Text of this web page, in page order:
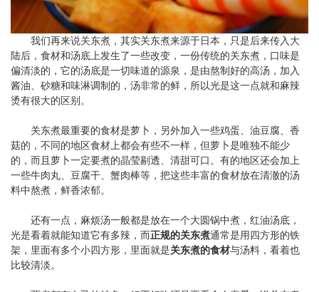
我们再来说关东煮，其实关东煮来源于日本，只是后来传入大
陆后，食材和汤底上发生了一些改变，一份传统的关东煮，口味是
偏清淡的，它的汤底是一切味道的源泉，是由熬制好的高汤，加入
酱油、砂糖和味淋调制的，汤非常的鲜，所以光是这一点就和麻辣
烫有很大的区别。
关东煮最重要的食材是萝卜，另外加入一些鸡蛋、油豆腐、香
菇的，不同的地区食材上都会有些不一样，但萝卜是唯独不能少
的，而且萝卜一定要煮的晶莹剔透、清甜可口。有的地区还会加上
一些牛肉丸、豆腐干、蟹肉棒等，把这些丰富的食材放在清澈的汤
料中熬煮，鲜香浓郁。
还有一点，麻烦汤一般都是放在一个大圆锅中煮，红油汤底，
光是看着就能知道它有多辣，而 正规的关东煮通常是用四方形的铁
架，里面有多个小四方形，里面就是关东煮的食材与汤料，看着也
比较清淡。